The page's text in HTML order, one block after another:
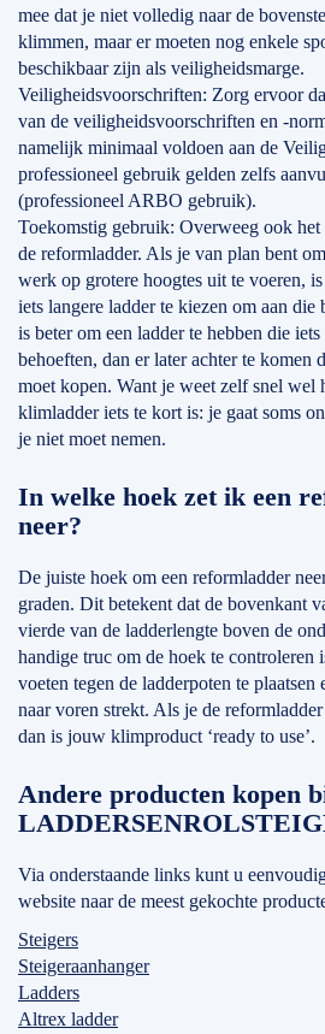
mee dat je niet volledig naar de
klimmen, maar er moeten nog enkele
beschikbaar zijn als veiligheidsmarge.
Veiligheidsvoorschriften: Zorg ervoor
van de veiligheidsvoorschriften en -
namelijk minimaal voldoen aan de
professioneel gebruik gelden zelfs
(professioneel ARBO gebruik).
Toekomstig gebruik: Overweeg ook
de reformladder. Als je van plan bent
werk op grotere hoogtes uit te voeren,
iets langere ladder te kiezen om aan
is beter om een ladder te hebben die
behoeften, dan er later achter te komen
moet kopen. Want je weet zelf snel wel
klimladder iets te kort is: je gaat soms
je niet moet nemen.
In welke hoek zet ik een
neer?
De juiste hoek om een reformladder
graden. Dit betekent dat de bovenkant
vierde van de ladderlengte boven de
handige truc om de hoek te controleren
voeten tegen de ladderpoten te plaatsen
naar voren strekt. Als je de
dan is jouw klimproduct ‘ready to use’.
Andere producten kopen
Via onderstaande links kunt u
website naar de meest gekochte
Steigers
Steigeraanhanger
Ladders
Altrex ladder